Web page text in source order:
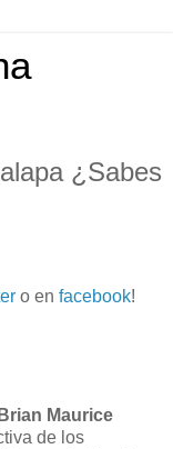
¿Sabes
o en facebook!
Brian Maurice
de los